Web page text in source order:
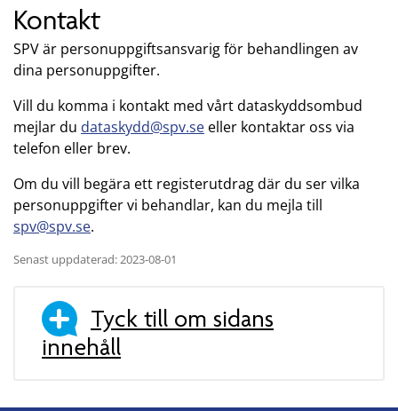
Kontakt
SPV är personuppgiftsansvarig för behandlingen av
dina personuppgifter.
Vill du komma i kontakt med vårt dataskyddsombud
mejlar du dataskydd@spv.se eller kontaktar oss via
telefon eller brev.
Om du vill begära ett registerutdrag där du ser vilka
personuppgifter vi behandlar, kan du mejla till
spv@spv.se.
Senast uppdaterad: 2023-08-01
Tyck till om sidans
innehåll